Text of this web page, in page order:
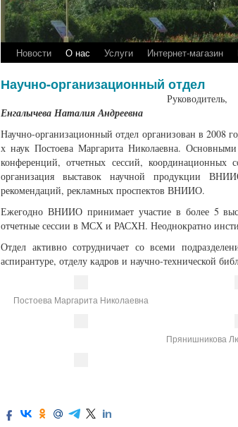
Новости О нас Услуги Интернет-магазин
Научно-организационный отдел
Руководитель,
Енгалычева Наталия Андреевна
Научно-организационный отдел организован в 2008
х наук Постоева Маргарита Николаевна.
конференций, отчетных сессий,
организация выставок научной продукции
рекомендаций, рекламных проспектов ВНИИО.
Ежегодно ВНИИО принимает участие в более 5
отчетные сессии в МСХ и РАСХН. Неоднократно
Отдел активно сотрудничает со всеми
аспирантуре, отделу кадров и научно-технической
Постоева Маргарита Николаевна
Прянишникова